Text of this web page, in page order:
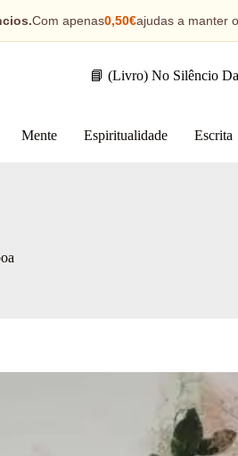
Com apenas0,50€ajudas a manter
📘 (Livro) No Silêncio
Mente Espiritualidade Escrita